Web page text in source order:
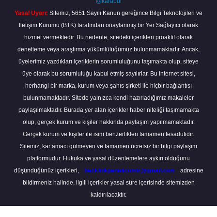
Yasal Uyarı: Sitemiz, 5651 Sayılı Kanun gereğince Bilgi Teknolojileri ve
İletişim Kurumu (BTK) tarafından onaylanmış bir Yer Sağlayıcı olarak
hizmet vermektedir. Bu nedenle, sitedeki içerikleri proaktif olarak
denetleme veya araştırma yükümlülüğümüz bulunmamaktadır. Ancak,
üyelerimiz yazdıkları içeriklerin sorumluluğunu taşımakta olup, siteye
üye olarak bu sorumluluğu kabul etmiş sayılırlar. Bu internet sitesi,
herhangi bir marka, kurum veya şahıs şirketi ile hiçbir bağlantısı
bulunmamaktadır. Sitede yalnızca kendi hazırladığımız makaleler
paylaşılmaktadır. Burada yer alan içerikler haber niteliği taşımamakta
olup, gerçek kurum ve kişiler hakkında paylaşım yapılmamaktadır.
Gerçek kurum ve kişiler ile isim benzerlikleri tamamen tesadüfidir.
Sitemiz, kar amacı gütmeyen ve tamamen ücretsiz bir bilgi paylaşım
platformudur. Hukuka ve yasal düzenlemelere aykırı olduğunu
düşündüğünüz içerikleri,
backlinkpanelicomtr@gmail.com
adresine
bildirmeniz halinde, ilgili içerikler yasal süre içerisinde sitemizden
kaldırılacaktır.